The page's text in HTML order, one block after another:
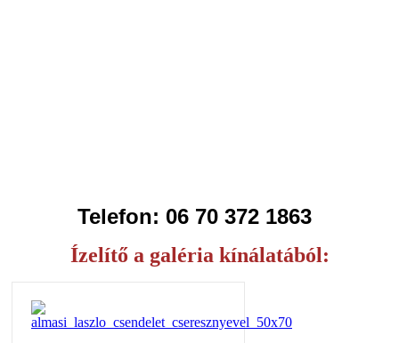
Telefon: 06 70 372 1863
Ízelítő a galéria kínálatából: